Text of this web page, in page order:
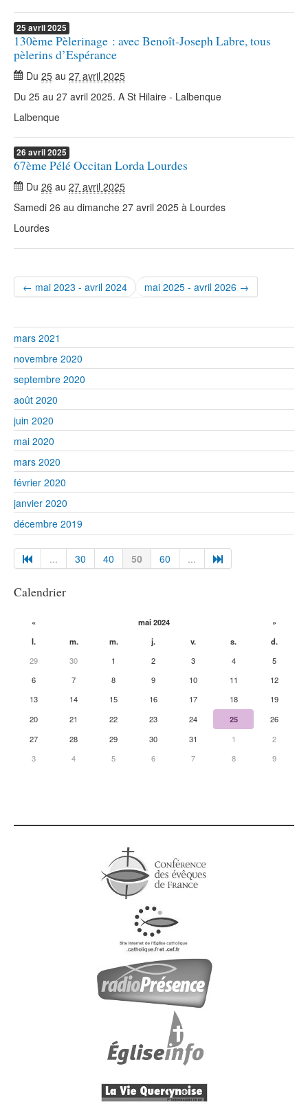
25 avril2025
130ème Pèlerinage : avec Benoît-Joseph Labre, tous
pèlerins d’Espérance
Du 25 au 27 avril 2025
Du 25 au 27 avril 2025. A St Hilaire - Lalbenque
Lalbenque
26 avril2025
67ème Pélé Occitan Lorda Lourdes
Du 26 au 27 avril 2025
Samedi 26 au dimanche 27 avril 2025 à Lourdes
Lourdes
← mai 2023 - avril 2024 mai 2025 - avril 2026 →
mars 2021
novembre 2020
septembre 2020
août 2020
juin 2020
mai 2020
mars 2020
février 2020
janvier 2020
décembre 2019
... 30 40 50 60 ...
Calendrier
« mai 2024
»
l.
m. m. j. v. s.
d.
29
30 1 2 3 4
5
6
7 8 9 10 11
12
13
14 15 16 17 18
19
20
21 22 23 24 25
26
27
28 29 30 31 1
2
3
4 5 6 7 8 9